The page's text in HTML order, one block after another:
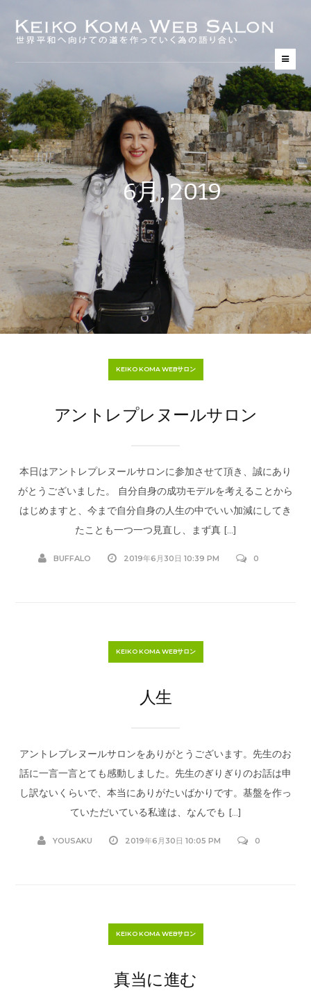
6月, 2019
KEIKO KOMA WEBサロン
アントレプレヌールサロン
本日はアントレプレヌールサロンに参加させて頂き、誠にあり
がとうございました。 自分自身の成功モデルを考えることから
はじめますと、今まで自分自身の人生の中でいい加減にしてき
たことも一つ一つ見直し、まず真 […]
BUFFALO 2019年6月30日 10:39 PM 0
KEIKO KOMA WEBサロン
人生
アントレプレヌールサロンをありがとうございます。先生のお
話に一言一言とても感動しました。先生のぎりぎりのお話は申
し訳ないくらいで、本当にありがたいばかりです。基盤を作っ
ていただいている私達は、なんでも […]
YOUSAKU 2019年6月30日 10:05 PM 0
KEIKO KOMA WEBサロン
真当に進む